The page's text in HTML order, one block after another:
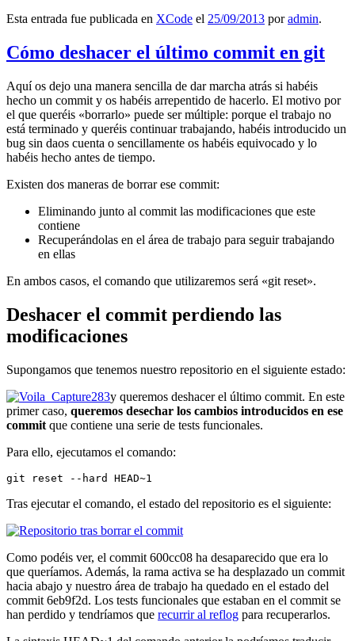
Esta entrada fue publicada en XCode el 25/09/2013 poradmin.
Cómo deshacer el último commit en git
Aquí os dejo una manera sencilla de dar marcha atrás si habéis
hecho un commit y os habéis arrepentido de hacerlo. El motivo por
el que queréis «borrarlo» puede ser múltiple: porque el trabajo no
está terminado y queréis continuar trabajando, habéis introducido un
bug sin daos cuenta o sencillamente os habéis equivocado y lo
habéis hecho antes de tiempo.
Existen dos maneras de borrar ese commit:
Eliminando junto al commit las modificaciones que este
contiene
Recuperándolas en el área de trabajo para seguir trabajando
en ellas
En ambos casos, el comando que utilizaremos será «git reset».
Deshacer el commit perdiendo las
modificaciones
Supongamos que tenemos nuestro repositorio en el siguiente estado:
y queremos deshacer el último commit. En este
primer caso, queremos desechar los cambios introducidos en ese
commit que contiene una serie de tests funcionales.
Para ello, ejecutamos el comando:
git reset --hard HEAD~1
Tras ejecutar el comando, el estado del repositorio es el siguiente:
Como podéis ver, el commit 600cc08 ha desaparecido que era lo
que queríamos. Además, la rama activa se ha desplazado un commit
hacia abajo y nuestro área de trabajo ha quedado en el estado del
commit 6eb9f2d. Los tests funcionales que estaban en el commit se
han perdido y tendríamos que recurrir al reflog para recuperarlos.